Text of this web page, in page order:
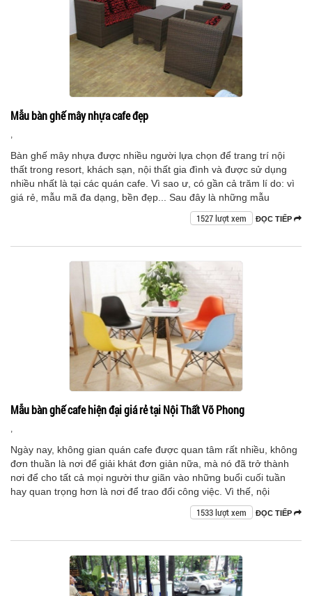
Mẫu bàn ghế mây nhựa cafe đẹp
,
Bàn ghế mây nhựa được nhiều người lựa chọn để trang trí nội
thất trong resort, khách sạn, nội thất gia đình và được sử dụng
nhiều nhất là tại các quán cafe. Vì sao ư, có gần cả trăm lí do: vì
giá rẻ, mẫu mã đa dạng, bền đẹp... Sau đây là những mẫu
ĐỌC TIẾP
1527 lượt xem
Mẫu bàn ghế cafe hiện đại giá rẻ tại Nội Thất Võ Phong
,
Ngày nay, không gian quán cafe được quan tâm rất nhiều, không
đơn thuần là nơi để giải khát đơn giản nữa, mà nó đã trở thành
nơi để cho tất cả mọi người thư giãn vào những buổi cuối tuần
hay quan trọng hơn là nơi để trao đổi công việc. Vì thế, nội
ĐỌC TIẾP
1533 lượt xem